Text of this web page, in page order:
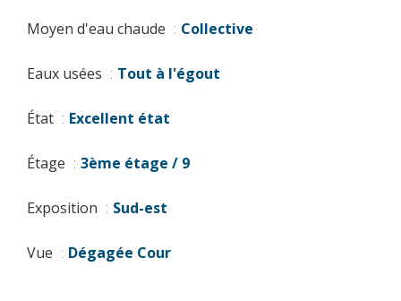
Moyen d'eau chaude Collective
Eaux usées Tout à l'égout
État Excellent état
Étage 3ème étage / 9
Exposition Sud-est
Vue Dégagée Cour